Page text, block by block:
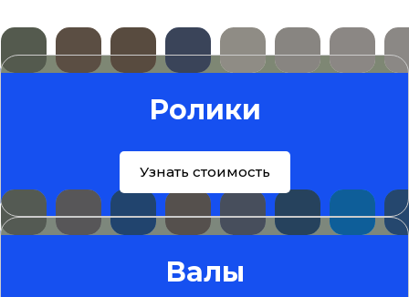
Ролики
Узнать стоимость
Валы